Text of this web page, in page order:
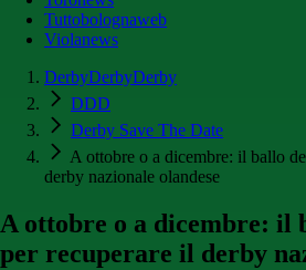
Tuttobolognaweb
Violanews
DerbyDerbyDerby
DDD
Derby Save The Date
A ottobre o a dicembre: il ballo
derby nazionale olandese
A ottobre o a dicembre: il
per recuperare il derby